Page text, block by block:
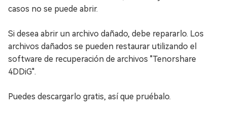
casos no se puede abrir.
Si desea abrir un archivo dañado, debe repararlo. Los
archivos dañados se pueden restaurar utilizando el
software de recuperación de archivos "Tenorshare
4DDiG".
Puedes descargarlo gratis, así que pruébalo.